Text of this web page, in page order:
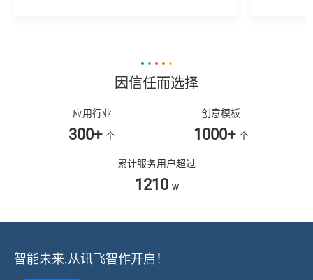
因信任而选择
应用行业
300+ 个
创意模板
1000+ 个
累计服务用户超过
1210 w
智能未来,从讯飞智作开启！